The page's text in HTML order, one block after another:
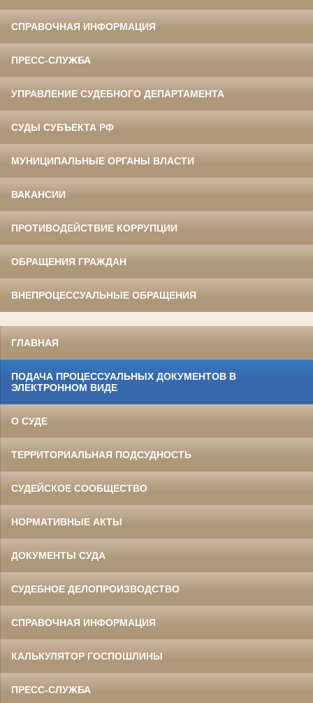
СПРАВОЧНАЯ ИНФОРМАЦИЯ
ПРЕСС-СЛУЖБА
УПРАВЛЕНИЕ СУДЕБНОГО ДЕПАРТАМЕНТА
СУДЫ СУБЪЕКТА РФ
МУНИЦИПАЛЬНЫЕ ОРГАНЫ ВЛАСТИ
ВАКАНСИИ
ПРОТИВОДЕЙСТВИЕ КОРРУПЦИИ
ОБРАЩЕНИЯ ГРАЖДАН
ВНЕПРОЦЕССУАЛЬНЫЕ ОБРАЩЕНИЯ
ГЛАВНАЯ
ПОДАЧА ПРОЦЕССУАЛЬНЫХ ДОКУМЕНТОВ В
ЭЛЕКТРОННОМ ВИДЕ
О СУДЕ
ТЕРРИТОРИАЛЬНАЯ ПОДСУДНОСТЬ
СУДЕЙСКОЕ СООБЩЕСТВО
НОРМАТИВНЫЕ АКТЫ
ДОКУМЕНТЫ СУДА
СУДЕБНОЕ ДЕЛОПРОИЗВОДСТВО
СПРАВОЧНАЯ ИНФОРМАЦИЯ
КАЛЬКУЛЯТОР ГОСПОШЛИНЫ
ПРЕСС-СЛУЖБА